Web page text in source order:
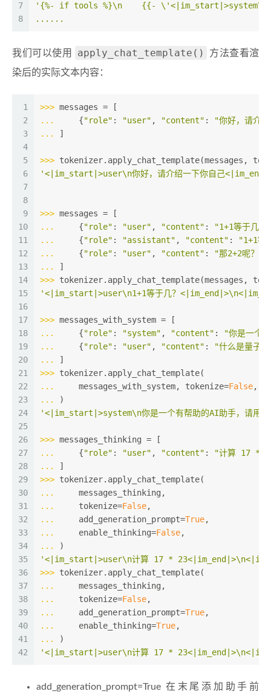
7
8
'{%- if tools %}\n    {{-
......
我们可以使用 apply_chat_template()
方法查看渲
染后的实际文本内容：
1
2
3
4
5
6
7
8
9
10
11
12
13
14
15
16
17
18
19
20
21
22
23
24
25
26
27
28
29
30
31
32
33
34
35
36
37
38
39
40
41
42
>>> messages = [
...
    {
"role" : "user" , "content" :
"你好，请介
...
]
>>> tokenizer.apply_chat_template(messages,
'<|im_start|>user\n你好，请介绍一下你自己
>>> messages = [
...
    {
"role" : "user" , "content" :
"1+1等于几？
...
    {
"role" : "assistant" , "content" :
"1+1等
...
    {
"role" : "user" , "content" : "那2+2呢？"
...
]
>>> tokenizer.apply_chat_template(messages,
'<|im_start|>user\n1+1等于几？
>>> messages_with_system = [
...
    {
"role" : "system" , "content" :
"你是一个
...
    {
"role" : "user" , "content" :
"什么是量子
...
]
>>> tokenizer.apply_chat_template(
...
    messages_with_system, tokenize=
False,
...
)
'<|im_start|>system\n你是一个有帮助的AI助手，请
>>> messages_thinking = [
...
    {
"role" : "user" , "content" :
"计算 17 *
...
]
>>> tokenizer.apply_chat_template(
...
    messages_thinking,
...
    tokenize=
False,
...
    add_generation_prompt=
True,
...
    enable_thinking=
False,
...
)
'<|im_start|>user\n计算 17 *
>>> tokenizer.apply_chat_template(
...
    messages_thinking,
...
    tokenize=
False,
...
    add_generation_prompt=
True,
...
    enable_thinking=
True,
...
)
'<|im_start|>user\n计算 17 *
add_generation_prompt=True 在末尾添加助手前